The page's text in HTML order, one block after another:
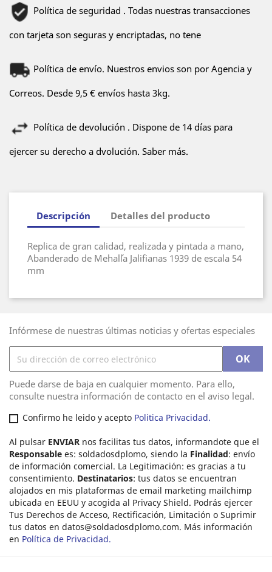
Política de seguridad . Todas nuestras transacciones
con tarjeta son seguras y encriptadas, no tene
Política de envío. Nuestros envios son por Agencia y
Correos. Desde 9,5 € envíos hasta 3kg.
Política de devolución . Dispone de 14 días para
ejercer su derecho a dvolución. Saber más.
Descripción Detalles del producto
Replica de gran calidad, realizada y pintada a mano,
Abanderado de Mehal´la Jalifianas 1939 de escala 54
mm
Infórmese de nuestras últimas noticias y ofertas especiales
Puede darse de baja en cualquier momento. Para ello,
consulte nuestra información de contacto en el aviso legal.
Confirmo he leido y acepto Politica Privacidad.
Al pulsar ENVIAR nos facilitas tus datos, informandote que el
Responsable es: soldadosdplomo, siendo la Finalidad: envío
de información comercial. La Legitimación: es gracias a tu
consentimiento. Destinatarios: tus datos se encuentran
alojados en mis plataformas de email marketing mailchimp
ubicada en EEUU y acogida al Privacy Shield. Podrás ejercer
Tus Derechos de Acceso, Rectificación, Limitación o Suprimir
tus datos en datos@soldadosdplomo.com. Más información
en Política de Privacidad.